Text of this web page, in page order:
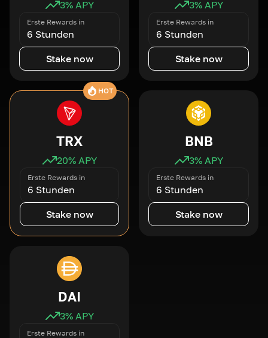
3% APY
Erste Rewards in
6 Stunden
Stake now
3% APY
Erste Rewards in
6 Stunden
Stake now
HOT
TRX
20% APY
Erste Rewards in
6 Stunden
Stake now
BNB
3% APY
Erste Rewards in
6 Stunden
Stake now
DAI
3% APY
Erste Rewards in